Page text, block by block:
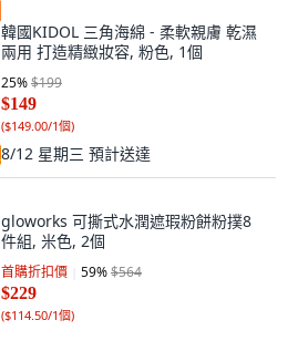
韓國KIDOL 三角海綿 - 柔軟親膚 乾濕
兩用 打造精緻妝容, 粉色, 1個
25%$199
$149
($149.00/1個)
8/12 星期三 預計送達
gloworks 可撕式水潤遮瑕粉餅粉撲8
件組, 米色, 2個
首購折扣價 59%$564
$229
($114.50/1個)